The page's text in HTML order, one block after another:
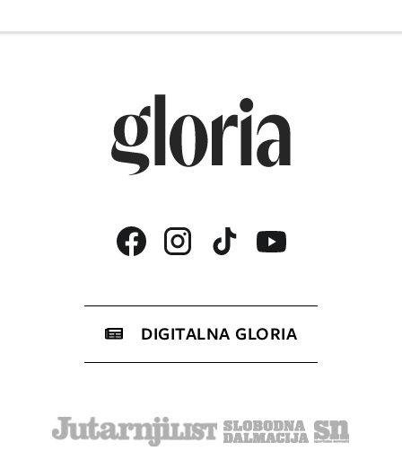
DIGITALNA GLORIA